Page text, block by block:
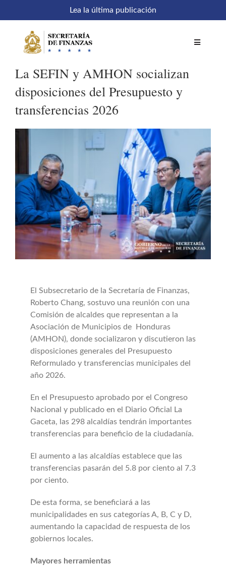
contenido
Lea la última publicación
Toggle
Inicio
Comités
SEFIN en línea
Temáticas
Buscar:
La SEFIN y AMHON socializan
disposiciones del Presupuesto y
transferencias 2026
El Subsecretario de la Secretaría de Finanzas,
Roberto Chang, sostuvo una reunión con una
Comisión de alcaldes que representan a la
Asociación de Municipios de Honduras
(AMHON), donde socializaron y discutieron las
disposiciones generales del Presupuesto
Reformulado y transferencias municipales del
año 2026.
En el Presupuesto aprobado por el Congreso
Nacional y publicado en el Diario Oficial La
Gaceta, las 298 alcaldías tendrán importantes
transferencias para beneficio de la ciudadanía.
El aumento a las alcaldías establece que las
transferencias pasarán del 5.8 por ciento al 7.3
por ciento.
De esta forma, se beneficiará a las
municipalidades en sus categorías A, B, C y D,
aumentando la capacidad de respuesta de los
gobiernos locales.
Mayores herramientas